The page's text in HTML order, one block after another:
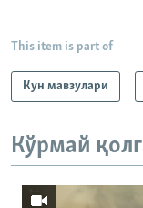
This item is part of
Кун мавзулари
Кўрмай